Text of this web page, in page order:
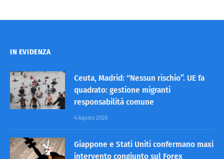
IN EVIDENZA
Ceuta, Madrid: “Nessun rischio”. UE fa
quadrato: gestione migranti
responsabilità comune
4 Agosto 2026
Giappone e Stati Uniti confermano maxi
intervento congiunto sul Forex